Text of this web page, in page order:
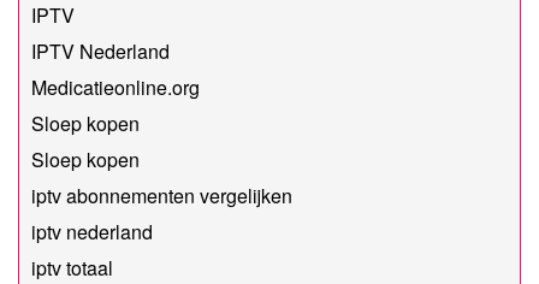
IPTV
IPTV Nederland
Medicatieonline.org
Sloep kopen
Sloep kopen
iptv abonnementen vergelijken
iptv nederland
iptv totaal